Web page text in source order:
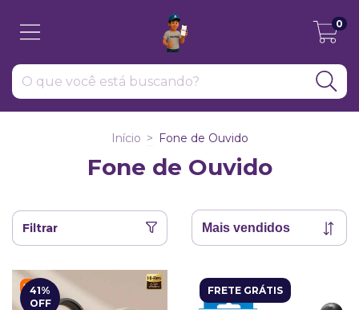
0
Início > Fone de Ouvido
Fone de Ouvido
Filtrar
41%
OFF
FRETE GRÁTIS